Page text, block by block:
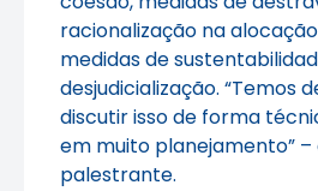
racionalização na
medidas de
desjudicialização. “Temos
discutir isso de forma
em muito planejamento” –
palestrante.